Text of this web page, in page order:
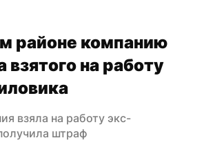
районе компанию
взятого на работу
взяла на работу экс-
штраф